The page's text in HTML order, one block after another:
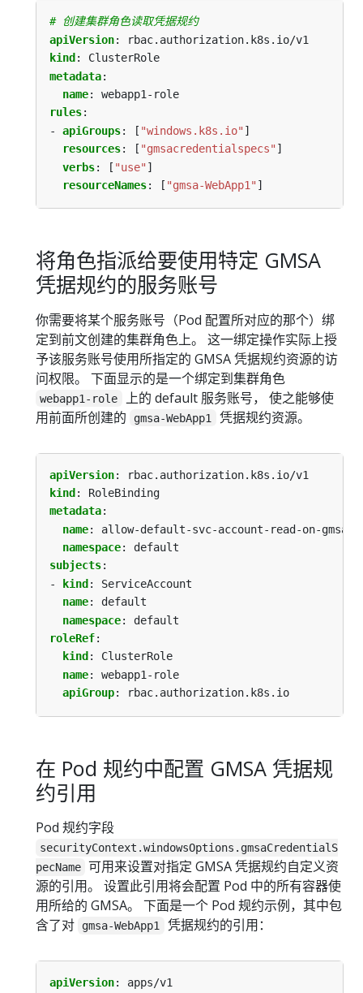
# 创建集群角色读取凭据规约
apiVersion:
rbac.authorization.k8s.io/v1
kind :
ClusterRole
metadata:
name:
webapp1-role
rules:
- apiGroups: [ "windows.k8s.io" ]
resources: [ "gmsacredentialspecs" ]
verbs: [ "use" ]
resourceNames: [ "gmsa-WebApp1" ]
将角色指派给要使用特定 GMSA
凭据规约的服务账号
你需要将某个服务账号（Pod 配置所对应的那个）绑
定到前文创建的集群角色上。 这一绑定操作实际上授
予该服务账号使用所指定的 GMSA 凭据规约资源的访
问权限。 下面显示的是一个绑定到集群角色
webapp1-role
上的 default 服务账号， 使之能够使
用前面所创建的
gmsa-WebApp1 凭据规约资源。
apiVersion:
rbac.authorization.k8s.io/v1
kind :
RoleBinding
metadata:
name:
allow-default-svc-account-read-on-gmsa-
namespace:
default
subjects:
-
kind :
ServiceAccount
name:
default
namespace:
default
roleRef:
kind :
ClusterRole
name:
webapp1-role
apiGroup: rbac.authorization.k8s.io
在 Pod 规约中配置 GMSA 凭据规
约引用
Pod 规约字段
securityContext.windowsOptions.gmsaCredentialS
pecName 可用来设置对指定 GMSA 凭据规约自定义资
源的引用。 设置此引用将会配置 Pod 中的所有容器使
用所给的 GMSA。 下面是一个 Pod 规约示例，其中包
含了对
gmsa-WebApp1 凭据规约的引用：
apiVersion:
apps/v1